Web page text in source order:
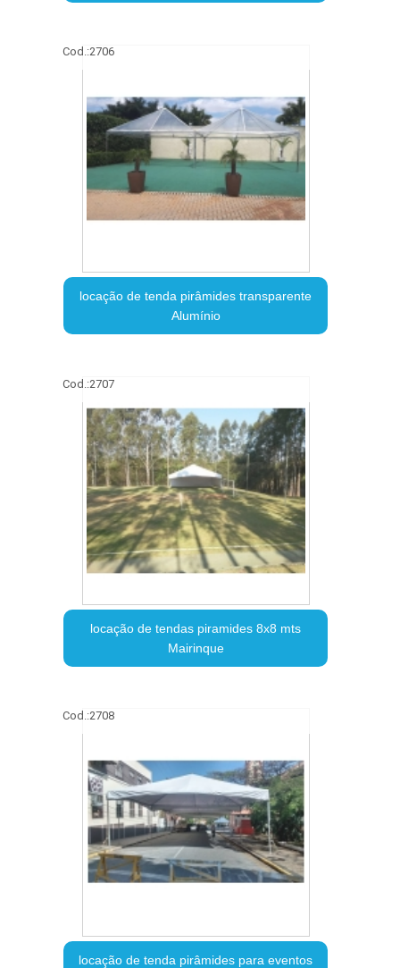
Cod.:2706
locação de tenda pirâmides transparente
Alumínio
Cod.:2707
locação de tendas piramides 8x8 mts
Mairinque
Cod.:2708
locação de tenda pirâmides para eventos